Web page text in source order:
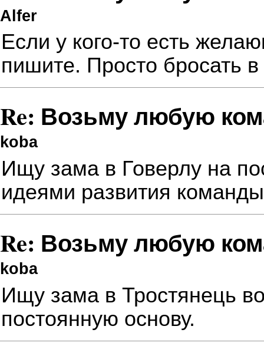
Alfer
Если у кого-то есть
пишите. Просто бросать
Re: Возьму любую
koba
Ищу зама в Говерлу на
идеями развития
Re: Возьму любую
koba
Ищу зама в Тростянець
постоянную основу.